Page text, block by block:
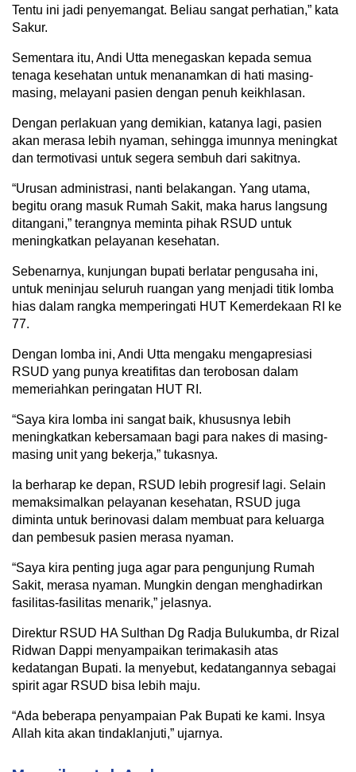
Tentu ini jadi penyemangat. Beliau sangat perhatian,” kata
Sakur.
Sementara itu, Andi Utta menegaskan kepada semua
tenaga kesehatan untuk menanamkan di hati masing-
masing, melayani pasien dengan penuh keikhlasan.
Dengan perlakuan yang demikian, katanya lagi, pasien
akan merasa lebih nyaman, sehingga imunnya meningkat
dan termotivasi untuk segera sembuh dari sakitnya.
“Urusan administrasi, nanti belakangan. Yang utama,
begitu orang masuk Rumah Sakit, maka harus langsung
ditangani,” terangnya meminta pihak RSUD untuk
meningkatkan pelayanan kesehatan.
Sebenarnya, kunjungan bupati berlatar pengusaha ini,
untuk meninjau seluruh ruangan yang menjadi titik lomba
hias dalam rangka memperingati HUT Kemerdekaan RI ke
77.
Dengan lomba ini, Andi Utta mengaku mengapresiasi
RSUD yang punya kreatifitas dan terobosan dalam
memeriahkan peringatan HUT RI.
“Saya kira lomba ini sangat baik, khususnya lebih
meningkatkan kebersamaan bagi para nakes di masing-
masing unit yang bekerja,” tukasnya.
Ia berharap ke depan, RSUD lebih progresif lagi. Selain
memaksimalkan pelayanan kesehatan, RSUD juga
diminta untuk berinovasi dalam membuat para keluarga
dan pembesuk pasien merasa nyaman.
“Saya kira penting juga agar para pengunjung Rumah
Sakit, merasa nyaman. Mungkin dengan menghadirkan
fasilitas-fasilitas menarik,” jelasnya.
Direktur RSUD HA Sulthan Dg Radja Bulukumba, dr Rizal
Ridwan Dappi menyampaikan terimakasih atas
kedatangan Bupati. Ia menyebut, kedatangannya sebagai
spirit agar RSUD bisa lebih maju.
“Ada beberapa penyampaian Pak Bupati ke kami. Insya
Allah kita akan tindaklanjuti,” ujarnya.